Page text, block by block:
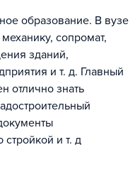
образование. В вузе
сопромат,
зданий,
и т. д. Главный
отлично знать
и т. д